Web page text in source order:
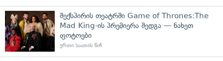
შექსპირის თეატრში Game of Thrones:The
Mad King-ის პრემიერა შედგა — ნახეთ
ფოტოები
ერთი საათის წინ